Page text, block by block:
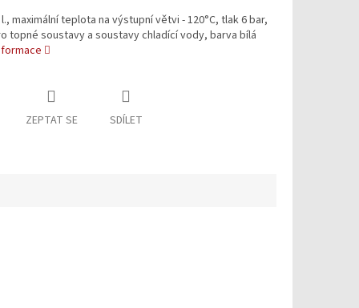
maximální teplota na výstupní větvi - 120°C, tlak 6 bar,
topné soustavy a soustavy chladící vody, barva bílá
ZEPTAT SE SDÍLET